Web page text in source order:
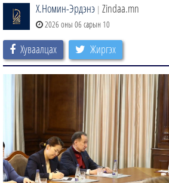
Х.Номин-Эрдэнэ | Zindaa.mn
2026 оны 06 сарын 10
Хуваалцах Жиргэх